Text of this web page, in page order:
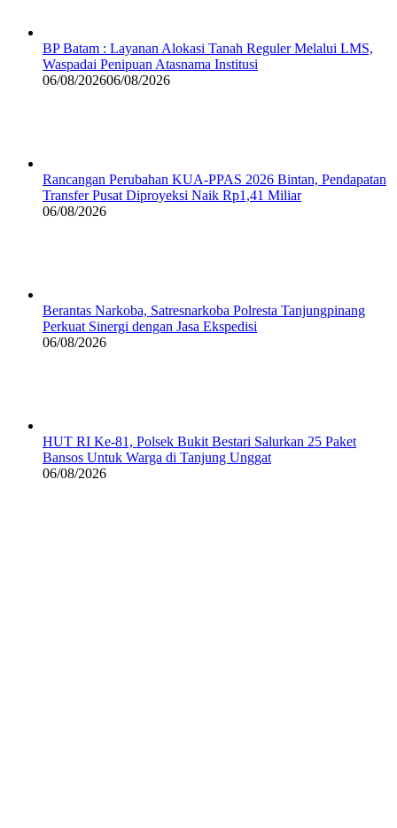
BP Batam : Layanan Alokasi Tanah Reguler Melalui LMS,
Waspadai Penipuan Atasnama Institusi
06/08/202606/08/2026
Rancangan Perubahan KUA-PPAS 2026 Bintan, Pendapatan
Transfer Pusat Diproyeksi Naik Rp1,41 Miliar
06/08/2026
Berantas Narkoba, Satresnarkoba Polresta Tanjungpinang
Perkuat Sinergi dengan Jasa Ekspedisi
06/08/2026
HUT RI Ke-81, Polsek Bukit Bestari Salurkan 25 Paket
Bansos Untuk Warga di Tanjung Unggat
06/08/2026